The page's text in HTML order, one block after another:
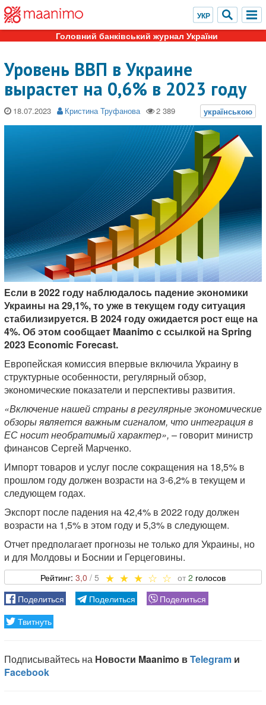
Головний банківський журнал України
Уровень ВВП в Украине
вырастет на 0,6% в 2023 году
18.07.2023 Кристина Труфанова
Если в 2022 году наблюдалось падение экономики
Украины на 29,1%, то уже в текущем году ситуация
стабилизируется. В 2024 году ожидается рост еще на
4%. Об этом сообщает Maanimo с ссылкой на Spring
2023 Economic Forecast.
Европейская комиссия впервые включила Украину в
структурные особенности, регулярный обзор,
экономические показатели и перспективы развития.
«Включение нашей страны в регулярные экономические
обзоры является важным сигналом, что интеграция в
ЕС носит необратимый характер», – говорит министр
финансов Сергей Марченко.
Импорт товаров и услуг после сокращения на 18,5% в
прошлом году должен возрасти на 3-6,2% в текущем и
следующем годах.
Экспорт после падения на 42,4% в 2022 году должен
возрасти на 1,5% в этом году и 5,3% в следующем.
Отчет предполагает прогнозы не только для Украины, но
и для Молдовы и Боснии и Герцеговины.
3,0 2